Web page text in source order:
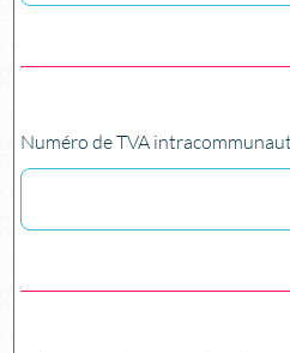
Numéro de TVA